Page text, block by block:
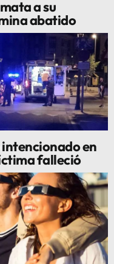
a su
abatido
en
falleció